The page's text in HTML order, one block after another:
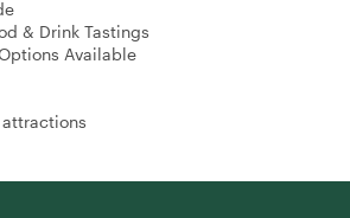
& Drink Tastings
Available